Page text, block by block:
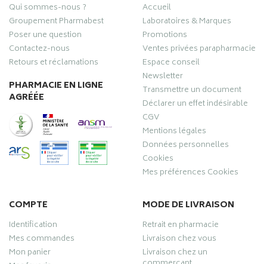
Qui sommes-nous ?
Groupement Pharmabest
Poser une question
Contactez-nous
Retours et réclamations
PHARMACIE EN LIGNE
AGRÉÉE
Accueil
Laboratoires & Marques
Promotions
Ventes privées parapharmacie
Espace conseil
Newsletter
Transmettre un document
Déclarer un effet indésirable
CGV
Mentions légales
Données personnelles
Cookies
Mes préférences Cookies
COMPTE
Identification
Mes commandes
Mon panier
MODE DE LIVRAISON
Retrait en pharmacie
Livraison chez vous
Livraison chez un